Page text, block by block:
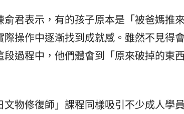
君表示，有的孩子原本是「被爸媽推
際操作中逐漸找到成就感。雖然不見得
段過程中，他們體會到「原來破掉的東
物修復師」課程同樣吸引不少成人學